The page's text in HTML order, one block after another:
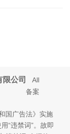
公司
All
技 备案
国广告法》实施
“违禁词”。故即